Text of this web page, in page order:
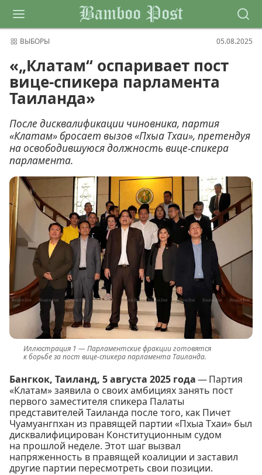
Bamboo Post
ВЫБОРЫ 05.08.2025
«„Клатам“ оспаривает пост
вице-спикера парламента
Таиланда»
После дисквалификации чиновника, партия
«Клатам» бросает вызов «Пхыа Тхаи», претендуя
на освободившуюся должность вице-спикера
парламента.
Парламентские фракции готовятся
к борьбе за пост вице-спикера парламента Таиланда.
Бангкок, Таиланд, 5 августа 2025 года— Партия
«Клатам» заявила о своих амбициях занять пост
первого заместителя спикера Палаты
представителей Таиланда после того, как Пичет
Чуамуангпхан из правящей партии «Пхыа Тхаи» был
дисквалифицирован Конституционным судом
на прошлой неделе. Этот шаг вызвал
напряженность в правящей коалиции и заставил
другие партии пересмотреть свои позиции.